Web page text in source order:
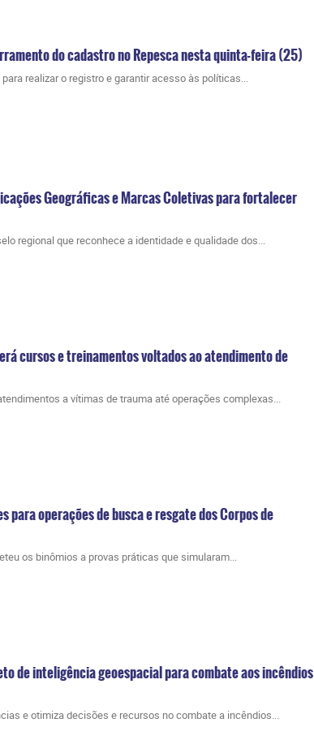
do cadastro no Repesca nesta quinta-feira (25)
realizar o registro e garantir acesso às políticas...
Geográficas e Marcas Coletivas para fortalecer
regional que reconhece a identidade e qualidade dos...
cursos e treinamentos voltados ao atendimento de
a vítimas de trauma até operações complexas...
operações de busca e resgate dos Corpos de
os binômios a provas práticas que simularam...
de inteligência geoespacial para combate aos incêndios
e otimiza decisões e recursos no combate a incêndios...